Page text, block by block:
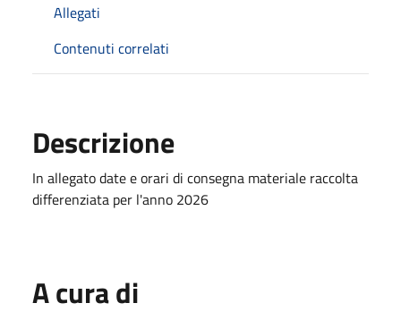
Allegati
Contenuti correlati
Descrizione
In allegato date e orari di consegna materiale raccolta
differenziata per l'anno 2026
A cura di